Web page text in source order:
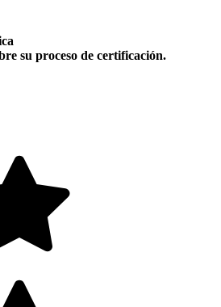
su proceso de certificación.